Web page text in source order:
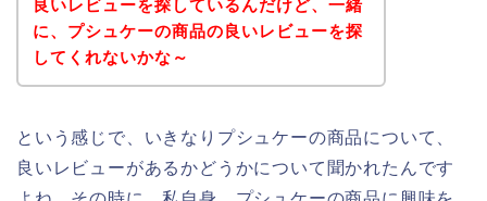
良いレビューを探しているんだけど、一緒
に、プシュケーの商品の良いレビューを探
してくれないかな～
という感じで、いきなりプシュケーの商品について、
良いレビューがあるかどうかについて聞かれたんです